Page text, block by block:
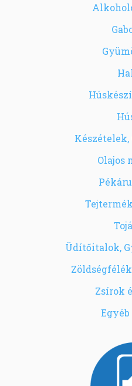
Olajos
Üdítőitalok,
Zsírok